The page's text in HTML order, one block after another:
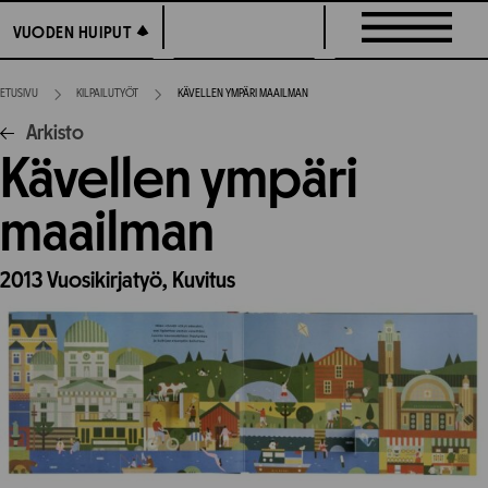
suoraan
sisältöön
VUODEN HUIPUT
VUODEN HUIPUT
ETUSIVU KILPAILUTYÖT KÄVELLEN YMPÄRI MAAILMAN
Arkisto
Kävellen ympäri
maailman
2013Vuosikirjatyö, Kuvitus